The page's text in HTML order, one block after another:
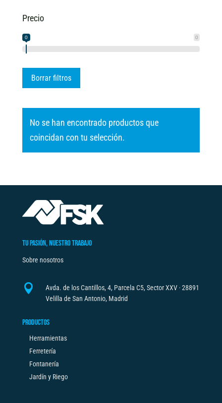
Precio
0
0
Borrar filtros
No se han encontrado productos que
coincidan con tu selección.
TU PASIÓN, NUESTRO TRABAJO
Sobre nosotros

Avda. de los Cantillos, 4, Parcela C5, Sector XXV · 28891
Velilla de San Antonio, Madrid
PRODUCTOS
Herramientas
Ferretería
Fontanería
Jardín y Riego